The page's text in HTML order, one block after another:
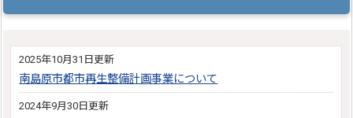
2025年10月31日更新
南島原市都市再生整備計画事業について
2024年9月30日更新